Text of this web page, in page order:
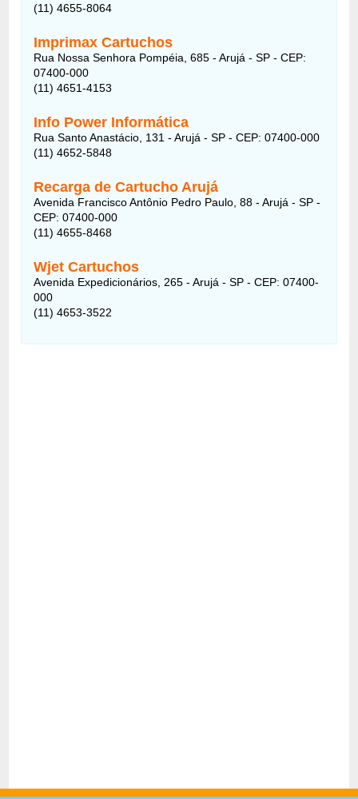
(11) 4655-8064
Imprimax Cartuchos
Rua Nossa Senhora Pompéia, 685 - Arujá - SP - CEP:
07400-000
(11) 4651-4153
Info Power Informática
Rua Santo Anastácio, 131 - Arujá - SP - CEP: 07400-000
(11) 4652-5848
Recarga de Cartucho Arujá
Avenida Francisco Antônio Pedro Paulo, 88 - Arujá - SP -
CEP: 07400-000
(11) 4655-8468
Wjet Cartuchos
Avenida Expedicionários, 265 - Arujá - SP - CEP: 07400-
000
(11) 4653-3522